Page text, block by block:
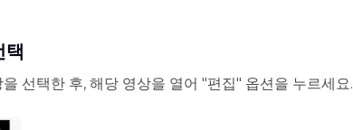
택
선택한 후, 해당 영상을 열어 "편집" 옵션을 누르세요.